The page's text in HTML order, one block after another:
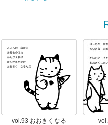
vol.93 おおきくなる